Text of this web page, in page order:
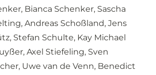
Bianca Schenker, Sascha
Andreas Schoßland, Jens
Stefan Schulte, Kay Michael
Axel Stiefeling, Sven
Uwe van de Venn, Benedict